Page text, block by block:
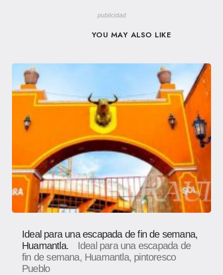
publicidad
YOU MAY ALSO LIKE
Ideal para una escapada de fin de semana,
Huamantla.
Ideal para una escapada de
fin de semana, Huamantla, pintoresco
Pueblo